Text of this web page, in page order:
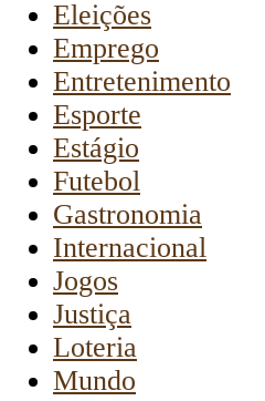
Eleições
Emprego
Entretenimento
Esporte
Estágio
Futebol
Gastronomia
Internacional
Jogos
Justiça
Loteria
Mundo